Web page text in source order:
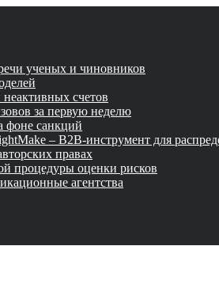
ученых и чиновников
счетов
за первую неделю
фоне санкций
– B2B-инструмент для
правах
процедуры оценки рисков
агентства